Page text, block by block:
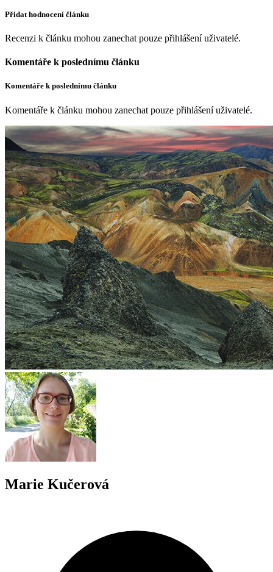
Přidat hodnocení článku
Recenzi k článku mohou zanechat pouze přihlášení uživatelé.
Komentáře k poslednímu článku
Komentáře k poslednímu článku
Komentáře k článku mohou zanechat pouze přihlášení uživatelé.
Marie Kučerová